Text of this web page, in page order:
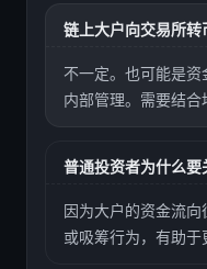
链上大户向交易所转
不一定。也可能是
内部管理。需要结合
普通投资者为什么要
因为大户的资金流
或吸筹行为，有助于